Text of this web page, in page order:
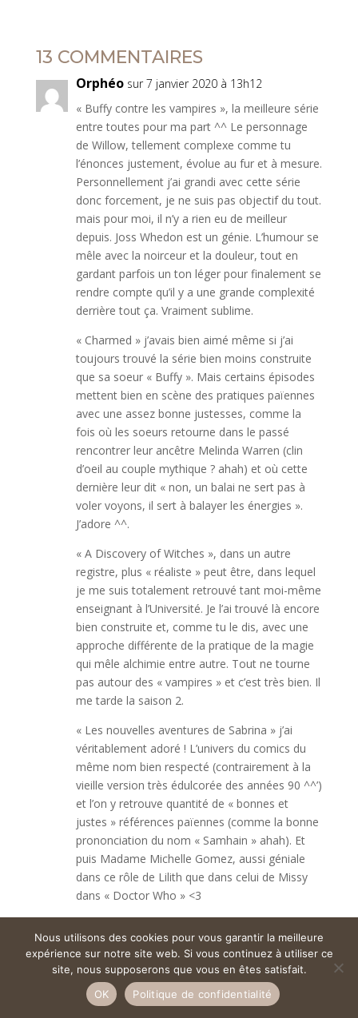
13 COMMENTAIRES
Orphéo sur 7 janvier 2020 à 13h12
« Buffy contre les vampires », la meilleure série
entre toutes pour ma part ^^ Le personnage
de Willow, tellement complexe comme tu
l’énonces justement, évolue au fur et à mesure.
Personnellement j’ai grandi avec cette série
donc forcement, je ne suis pas objectif du tout.
mais pour moi, il n’y a rien eu de meilleur
depuis. Joss Whedon est un génie. L’humour se
mêle avec la noirceur et la douleur, tout en
gardant parfois un ton léger pour finalement se
rendre compte qu’il y a une grande complexité
derrière tout ça. Vraiment sublime.
« Charmed » j’avais bien aimé même si j’ai
toujours trouvé la série bien moins construite
que sa soeur « Buffy ». Mais certains épisodes
mettent bien en scène des pratiques païennes
avec une assez bonne justesses, comme la
fois où les soeurs retourne dans le passé
rencontrer leur ancêtre Melinda Warren (clin
d’oeil au couple mythique ? ahah) et où cette
dernière leur dit « non, un balai ne sert pas à
voler voyons, il sert à balayer les énergies ».
J’adore ^^.
« A Discovery of Witches », dans un autre
registre, plus « réaliste » peut être, dans lequel
je me suis totalement retrouvé tant moi-même
enseignant à l’Université. Je l’ai trouvé là encore
bien construite et, comme tu le dis, avec une
approche différente de la pratique de la magie
qui mêle alchimie entre autre. Tout ne tourne
pas autour des « vampires » et c’est très bien. Il
me tarde la saison 2.
« Les nouvelles aventures de Sabrina » j’ai
véritablement adoré ! L’univers du comics du
même nom bien respecté (contrairement à la
vieille version très édulcorée des années 90 ^^’)
et l’on y retrouve quantité de « bonnes et
justes » références païennes (comme la bonne
prononciation du nom « Samhain » ahah). Et
puis Madame Michelle Gomez, aussi géniale
dans ce rôle de Lilith que dans celui de Missy
dans « Doctor Who » <3
était une excellente série, trop critiqué mais
assez regardé dans son ensemble. Moi j'ai là
aussi adoré. Les personnages sont très bien
joués et l'histoire était intéressante. Là encore,
Nous utilisons des cookies pour vous garantir la meilleure
expérience sur notre site web. Si vous continuez à utiliser ce
site, nous supposerons que vous en êtes satisfait.
OK
Politique de confidentialité